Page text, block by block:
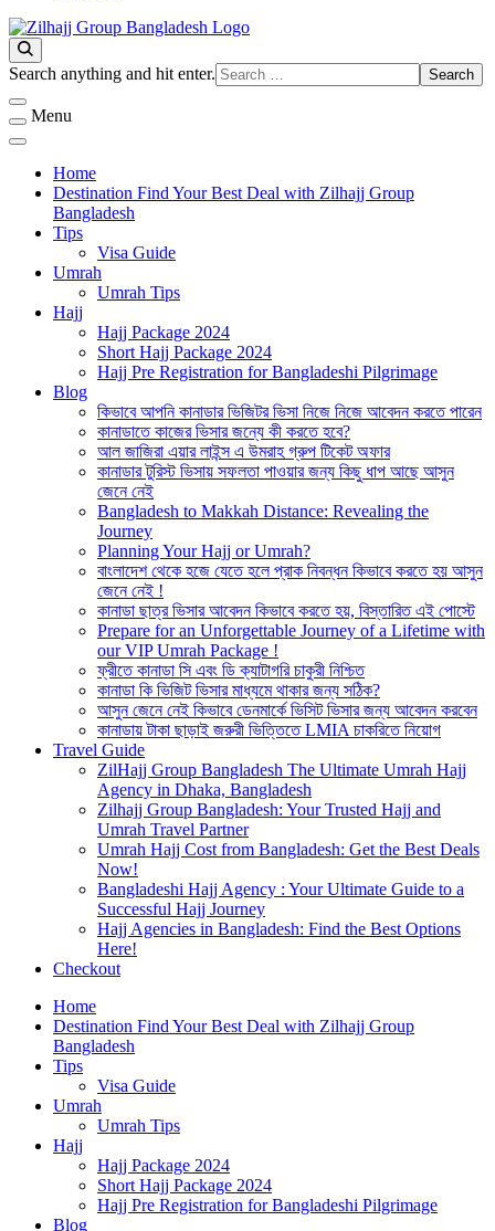
জিলহজ্জ গ্রুপ বাংলাদেশ
Best Hajj Umrah Travel Tour Agent in Bangladesh
Looking
Something?
Search anything and hit enter.
Menu
Home
Destination Find Your Best Deal with Zilhajj Group
Bangladesh
Tips
Visa Guide
Umrah
Umrah Tips
Hajj
Hajj Package 2024
Short Hajj Package 2024
Hajj Pre Registration for Bangladeshi Pilgrimage
Blog
কিভাবে আপনি কানাডার ভিজিটর ভিসা নিজে নিজে আবেদন করতে পারেন
কানাডাতে কাজের ভিসার জন্যে কী করতে হবে?
আল জাজিরা এয়ার লাইন্স এ উমরাহ গ্রুপ টিকেট অফার
কানাডার টুরিস্ট ভিসায় সফলতা পাওয়ার জন্য কিছু ধাপ আছে আসুন
জেনে নেই
Bangladesh to Makkah Distance: Revealing the
Journey
Planning Your Hajj or Umrah?
বাংলাদেশ থেকে হজে যেতে হলে প্রাক নিবন্ধন কিভাবে করতে হয় আসুন
জেনে নেই !
কানাডা ছাত্র ভিসার আবেদন কিভাবে করতে হয়, বিস্তারিত এই পোস্টে
Prepare for an Unforgettable Journey of a Lifetime with
our VIP Umrah Package !
ফ্রীতে কানাডা সি এবং ডি ক্যাটাগরি চাকুরী নিশ্চিত
কানাডা কি ভিজিট ভিসার মাধ্যমে থাকার জন্য সঠিক?
আসুন জেনে নেই কিভাবে ডেনমার্কে ভিসিট ভিসার জন্য আবেদন করবেন
কানাডায় টাকা ছাড়াই জরুরী ভিত্তিতে LMIA চাকরিতে নিয়োগ
Travel Guide
ZilHajj Group Bangladesh The Ultimate Umrah Hajj
Agency in Dhaka, Bangladesh
Zilhajj Group Bangladesh: Your Trusted Hajj and
Umrah Travel Partner
Umrah Hajj Cost from Bangladesh: Get the Best Deals
Now!
Bangladeshi Hajj Agency : Your Ultimate Guide to a
Successful Hajj Journey
Hajj Agencies in Bangladesh: Find the Best Options
Here!
Checkout
Home
Destination Find Your Best Deal with Zilhajj Group
Bangladesh
Tips
Visa Guide
Umrah
Umrah Tips
Hajj
Hajj Package 2024
Short Hajj Package 2024
Hajj Pre Registration for Bangladeshi Pilgrimage
Blog